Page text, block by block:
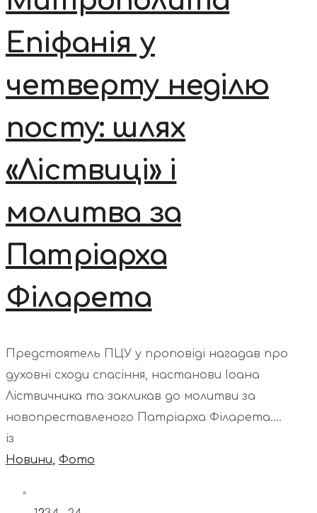
Епіфанія у
четверту неділю
посту: шлях
«Ліствиці» і
молитва за
Патріарха
Філарета
Предстоятель ПЦУ у проповіді нагадав про
духовні сходи спасіння, настанови Іоана
Ліствичника та закликав до молитви за
новопреставленого Патріарха Філарета....
із
Новини Фото